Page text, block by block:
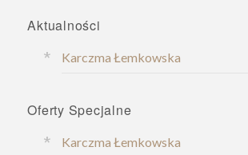
Aktualności
Karczma Łemkowska
Oferty Specjalne
Karczma Łemkowska